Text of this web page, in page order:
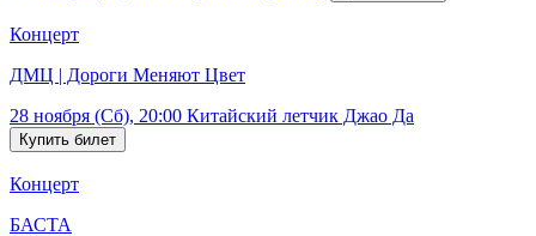
Концерт
ДМЦ | Дороги Меняют Цвет
28 ноября (Сб), 20:00 Китайский летчик Джао Да
Концерт
БАСТА